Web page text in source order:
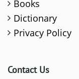
Books
Dictionary
Privacy Policy
Contact Us